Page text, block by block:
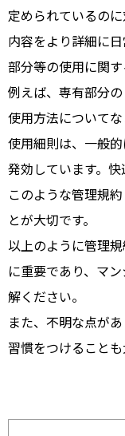
定められているの
内容をより詳細に
部分等の使用に関す
例えば、専有部分
使用方法についてな
使用細則は、一般
発効しています。
このような管理規
とが大切です。
以上のように管理
に重要であり、マ
解ください。
また、不明な点が
習慣をつけることも